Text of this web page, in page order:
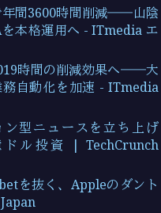
年間3600時間削減――山陰
本格運用へ - ITmedia エ
時間の削減効果へ――大
務自動化を加速 - ITmedia
型ニュースを立ち上げ
ル投資 | TechCrunch
を抜く、Appleのダント